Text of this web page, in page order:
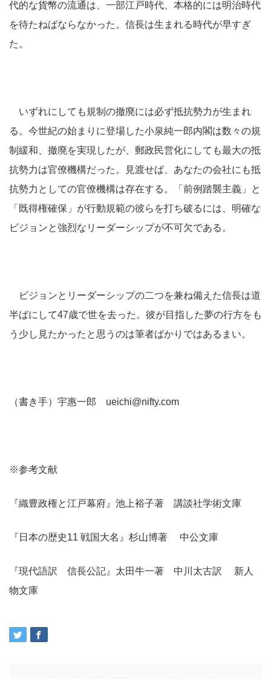
代的な貨幣の流通は、一部江戸時代、本格的には明治時代
を待たねばならなかった。信長は生まれる時代が早すぎ
た。
いずれにしても規制の撤廃には必ず抵抗勢力が生まれ
る。今世紀の始まりに登場した小泉純一郎内閣は数々の規
制緩和、撤廃を実現したが、郵政民営化にしても最大の抵
抗勢力は官僚機構だった。見渡せば、あなたの会社にも抵
抗勢力としての官僚機構は存在する。「前例踏襲主義」と
「既得権確保」が行動規範の彼らを打ち破るには、明確な
ビジョンと強烈なリーダーシップが不可欠である。
ビジョンとリーダーシップの二つを兼ね備えた信長は道
半ばにして47歳で世を去った。彼が目指した夢の行方をも
う少し見たかったと思うのは筆者ばかりではあるまい。
（書き手）宇惠一郎 ueichi@nifty.com
※参考文献
『織豊政権と江戸幕府』池上裕子著 講談社学術文庫
『日本の歴史11 戦国大名』杉山博著 中公文庫
『現代語訳 信長公記』太田牛一著 中川太古訳 新人
物文庫